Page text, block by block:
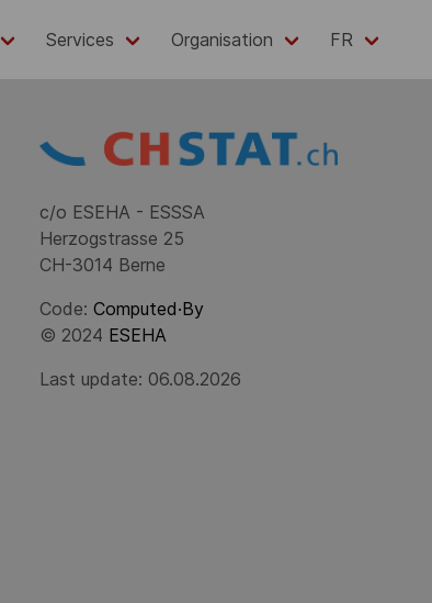
Services Organisation FR
c/o ESEHA - ESSSA
Herzogstrasse 25
CH-3014 Berne
Code: Computed·By
© 2024 ESEHA
Last update: 06.08.2026